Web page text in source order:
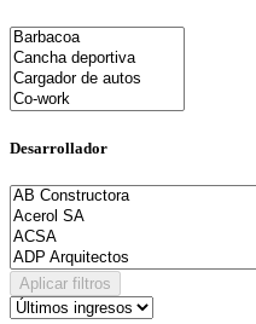
Desarrollador
Aplicar filtros